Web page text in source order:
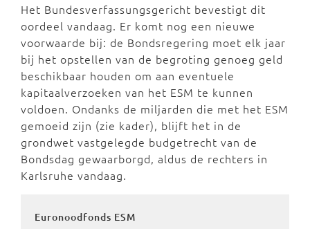
Het Bundesverfassungsgericht bevestigt dit
oordeel vandaag. Er komt nog een nieuwe
voorwaarde bij: de Bondsregering moet elk jaar
bij het opstellen van de begroting genoeg geld
beschikbaar houden om aan eventuele
kapitaalverzoeken van het ESM te kunnen
voldoen. Ondanks de miljarden die met het ESM
gemoeid zijn (zie kader), blijft het in de
grondwet vastgelegde budgetrecht van de
Bondsdag gewaarborgd, aldus de rechters in
Karlsruhe vandaag.
Euronoodfonds ESM